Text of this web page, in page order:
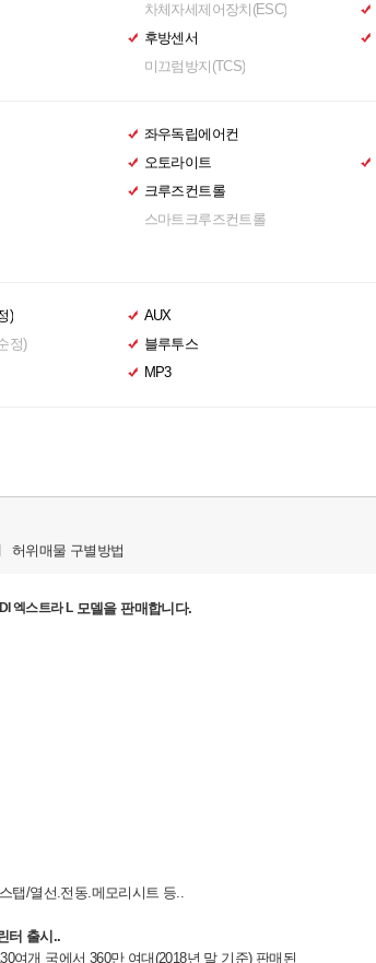
차체자세제어장치(ESC)
후방센서
미끄럼방지(TCS)
좌우독립에어컨
오토라이트
크루즈컨트롤
스마트크루즈컨트롤
)
정)
AUX
블루투스
MP3
허위매물 구별방법
엑스트라 L모델을 판매합니다.
탭/열선.전동.메모리시트 등..
터 출시..
여개 국에서 360만 여대(2018년 말 기준) 판매된